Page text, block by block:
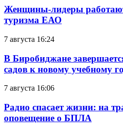
Женщины-лидеры
туризма ЕАО
7 августа 16:24
В Биробиджане
садов к новому учебному
7 августа 16:06
Радио спасает жизни: на
оповещение о БПЛА